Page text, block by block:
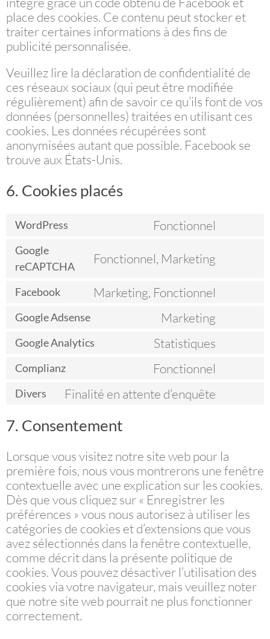
place des cookies. Ce contenu peut stocker et
traiter certaines informations à des fins de
publicité personnalisée.
Veuillez lire la déclaration de confidentialité de
ces réseaux sociaux (qui peut être modifiée
régulièrement) afin de savoir ce qu’ils font de vos
données (personnelles) traitées en utilisant ces
cookies. Les données récupérées sont
anonymisées autant que possible. Facebook se
trouve aux États-Unis.
6. Cookies placés
WordPress Fonctionnel
Google
reCAPTCHA
Fonctionnel, Marketing
Facebook Marketing, Fonctionnel
Google Adsense Marketing
Google Analytics Statistiques
Complianz Fonctionnel
Divers Finalité en attente d’enquête
7. Consentement
Lorsque vous visitez notre site web pour la
première fois, nous vous montrerons une fenêtre
contextuelle avec une explication sur les cookies.
Dès que vous cliquez sur « Enregistrer les
préférences » vous nous autorisez à utiliser les
catégories de cookies et d’extensions que vous
avez sélectionnés dans la fenêtre contextuelle,
comme décrit dans la présente politique de
cookies. Vous pouvez désactiver l’utilisation des
cookies via votre navigateur, mais veuillez noter
que notre site web pourrait ne plus fonctionner
correctement.